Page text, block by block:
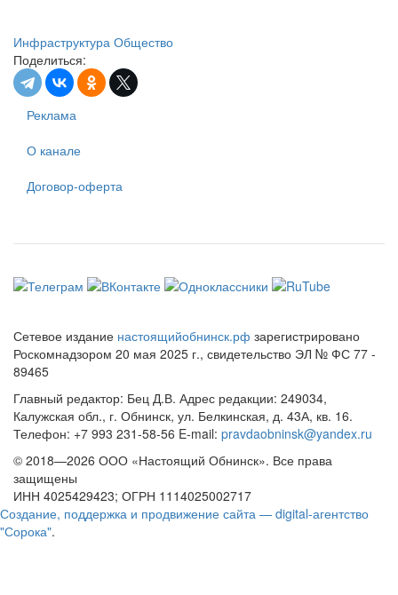
Инфраструктура Общество
Поделиться:
Реклама
О канале
Договор-оферта
Сетевое издание настоящийобнинск.рф зарегистрировано
Роскомнадзором 20 мая 2025 г., свидетельство ЭЛ № ФС 77 -
89465
Главный редактор: Бец Д.В. Адрес редакции: 249034,
Калужская обл., г. Обнинск, ул. Белкинская, д. 43А, кв. 16.
Телефон: +7 993 231-58-56 E-mail: pravdaobninsk@yandex.ru
© 2018—2026 ООО «Настоящий Обнинск». Все права
защищены
ИНН 4025429423; ОГРН 1114025002717
Создание, поддержка и продвижение сайта — digital-агентство
"Сорока".